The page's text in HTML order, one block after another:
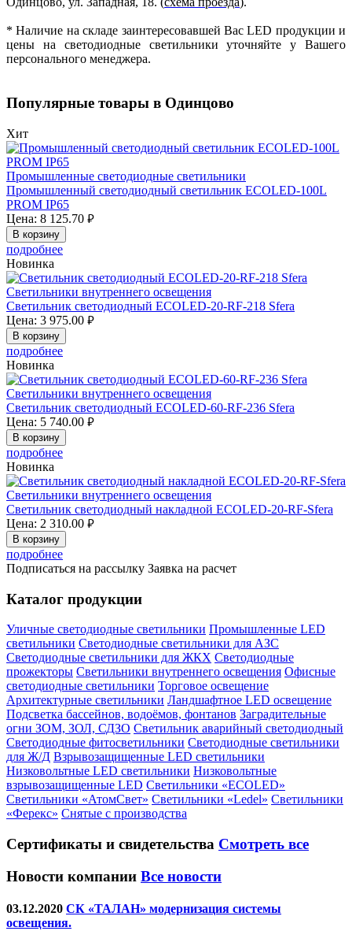
* Наличие на складе заинтересовавшей Вас LED продукции и
цены на светодиодные светильники уточняйте у Вашего
персонального менеджера.
Популярные товары в Одинцово
Хит
Промышленные светодиодные светильники
Промышленный светодиодный светильник ECOLED-100L
PROM IP65
Цена: 8 125.70 руб.
В корзину
подробнее
Новинка
Светильники внутреннего освещения
Светильник светодиодный ECOLED-20-RF-218 Sfera
Цена: 3 975.00 руб.
В корзину
подробнее
Новинка
Светильники внутреннего освещения
Светильник светодиодный ECOLED-60-RF-236 Sfera
Цена: 5 740.00 руб.
В корзину
подробнее
Новинка
Светильники внутреннего освещения
Светильник светодиодный накладной ECOLED-20-RF-Sfera
Цена: 2 310.00 руб.
В корзину
подробнее
Подписаться на рассылку Заявка на расчет
Каталог продукции
Уличные светодиодные светильники Промышленные LED
светильники Светодиодные светильники для АЗС
Светодиодные светильники для ЖКХ Светодиодные
прожекторы Светильники внутреннего освещения Офисные
светодиодные светильники Торговое освещение
Архитектурные светильники Ландшафтное LED освещение
Подсветка бассейнов, водоёмов, фонтанов Заградительные
огни ЗОМ, ЗОЛ, СДЗО Светильник аварийный светодиодный
Светодиодные фитосветильники Светодиодные светильники
для Ж/Д Взрывозащищенные LED светильники
Низковольтные LED светильники Низковольтные
взрывозащищенные LED Светильники «ECOLED»
Светильники «АтомСвет» Светильники «Ledel» Светильники
«Ферекс» Снятые с производства
Сертификаты и свидетельства Смотреть все
Новости компании Все новости
03.12.2020 СК «ТАЛАН» модернизация системы
освещения.